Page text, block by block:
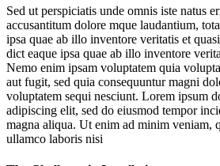
Sed ut perspiciatis unde omnis iste natus
accusantitum dolore mque laudantium,
ipsa quae ab illo inventore veritatis et
dict eaque ipsa quae ab illo inventore
Nemo enim ipsam voluptatem quia
aut fugit, sed quia consequuntur magni
voluptatem sequi nesciunt. Lorem ipsum
adipiscing elit, sed do eiusmod tempor
magna aliqua. Ut enim ad minim veniam,
ullamco laboris nisi